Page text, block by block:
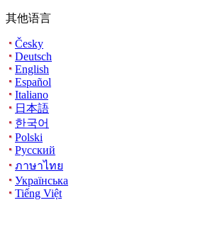
其他语言
Česky
Deutsch
English
Español
Italiano
日本語
한국어
Polski
Русский
ภาษาไทย
Українська
Tiếng Việt